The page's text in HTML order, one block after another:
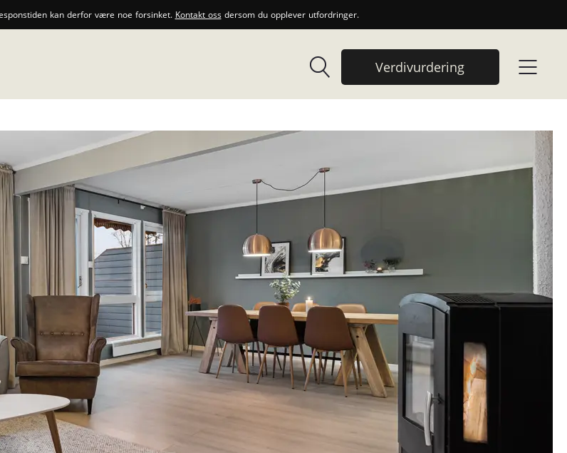
kan derfor være noe forsinket. Kontakt ossdersom du opplever utfordringer.
Verdivurdering